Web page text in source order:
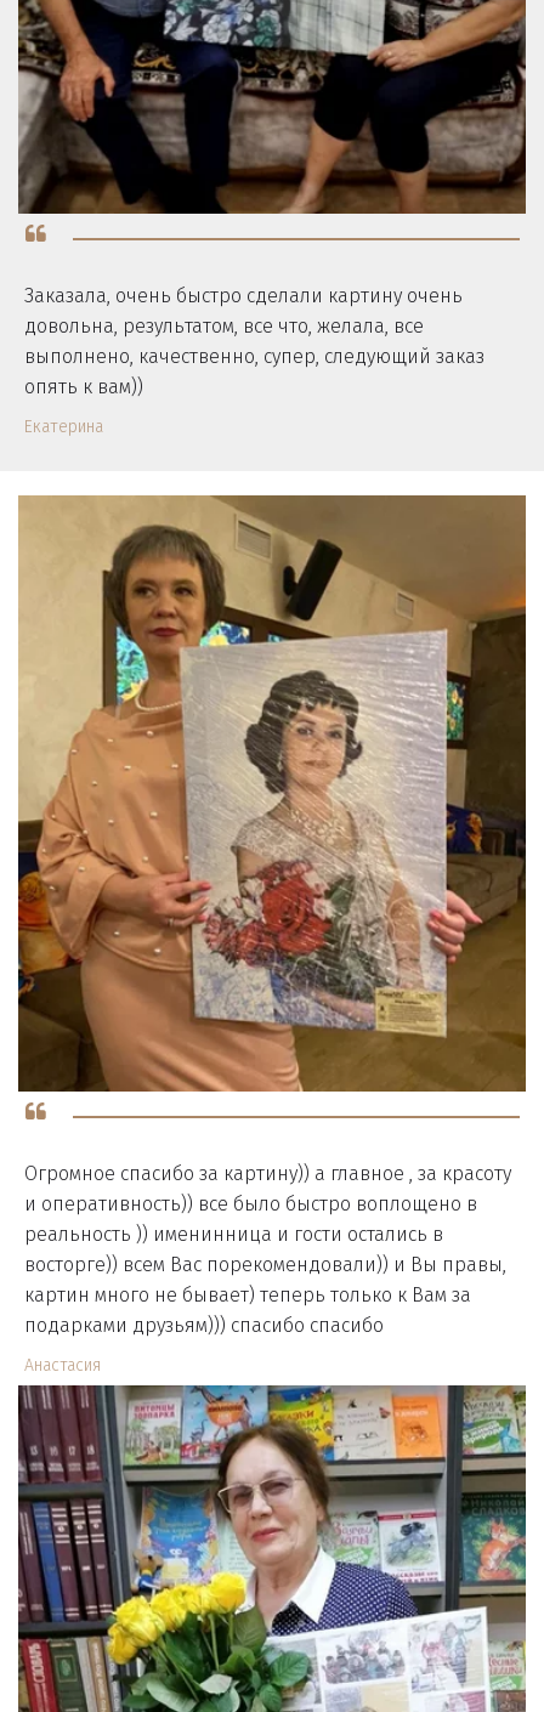
Заказала, очень быстро сделали картину очень
довольна, результатом, все что, желала, все
выполнено, качественно, супер, следующий заказ
опять к вам))
Екатерина
Огромное спасибо за картину)) а главное , за красоту
и оперативность)) все было быстро воплощено в
реальность )) именинница и гости остались в
восторге)) всем Вас порекомендовали)) и Вы правы,
картин много не бывает) теперь только к Вам за
подарками друзьям))) спасибо спасибо
Анастасия